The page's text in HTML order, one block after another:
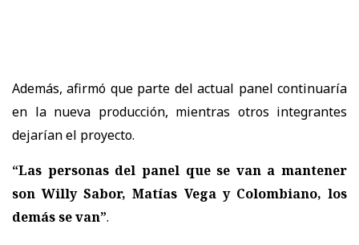
Además, afirmó que parte del actual panel continuaría
en la nueva producción, mientras otros integrantes
dejarían el proyecto.
“Las personas del panel que se van a mantener
son Willy Sabor, Matías Vega y Colombiano, los
demás se van”.